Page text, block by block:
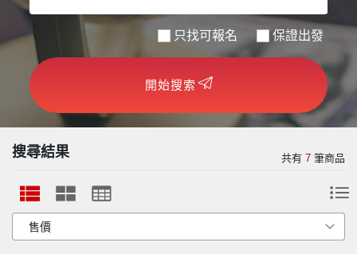
中東非洲
歐洲之旅
頂尖世界
二人成行
只找可報名 保證出發
開始搜索
搜尋結果 共有 7 筆商品